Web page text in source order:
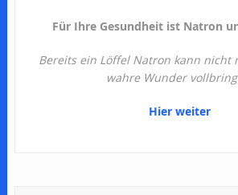
Für Ihre Gesundheit ist Natron
Bereits ein Löffel Natron kann nicht
wahre Wunder
Hier weiter